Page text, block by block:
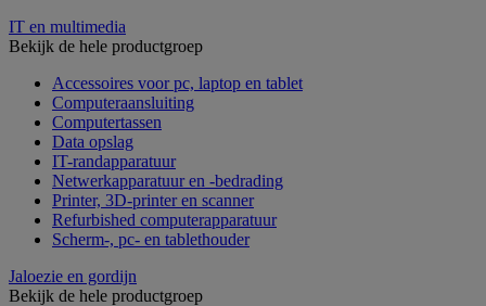
IT en multimedia
Bekijk de hele productgroep
Accessoires voor pc, laptop en tablet
Computeraansluiting
Computertassen
Data opslag
IT-randapparatuur
Netwerkapparatuur en -bedrading
Printer, 3D-printer en scanner
Refurbished computerapparatuur
Scherm-, pc- en tablethouder
Jaloezie en gordijn
Bekijk de hele productgroep